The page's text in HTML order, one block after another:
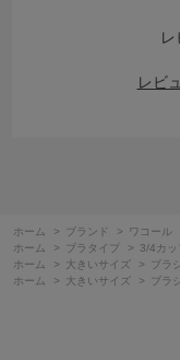
レ
レビ
ホーム > ブランド >
ワコール
ホーム
> ブラタイプ >
3/4カッ
ホーム
> 大きいサイズ > ブラ
ホーム
> 大きいサイズ > ブラ